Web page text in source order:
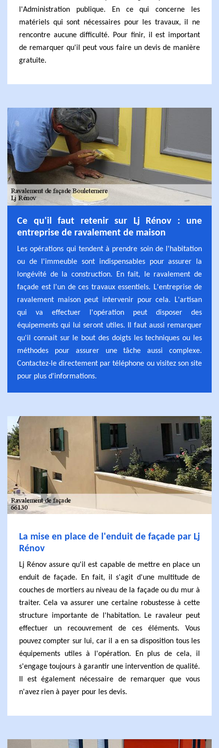
l'Administration publique. En ce qui concerne les
matériels qui sont nécessaires pour les travaux, il ne
rencontre aucune difficulté. Pour finir, il est important
de remarquer qu'il peut vous faire un devis de manière
gratuite.
Ce qu'il faut retenir sur Lj Rénov : une
entreprise de ravalement de maison
Les opérations qui tendent à prendre soin de l'habitation
ou de l'immeuble sont indispensables pour assurer la
longévité de la construction. En fait, le ravalement de
façade est l'un de ces travaux essentiels. L'entreprise de
ravalement maison peut intervenir pour cela. L'artisan
qui va effectuer l'opération peut disposer des
équipements qui lui seront utiles. Il faut aussi remarquer
qu'il connait sur le bout des doigts les techniques ou les
méthodes pour assurer une tâche aussi complexe.
Contactez-le directement par téléphone ou visitez son site
pour plus d'informations.
La mise en place de l'enduit de façade par Lj
Rénov
Lj Rénov assure qu'il est capable de mettre en place un
enduit de façade. En fait, il s'agit d'une multitude de
couches de mortiers au niveau de la façade ou du mur à
traiter. Cela va assurer une certaine robustesse à cette
structure importante de l'habitation. Le ravaleur peut
effectuer un recouvrement de ces éléments. Vous
pouvez compter sur lui, car il a en sa disposition tous les
équipements utiles à l'opération. En plus de cela, il
s'engage toujours à garantir une intervention de qualité.
Il est également nécessaire de remarquer que vous
n'avez rien à payer pour les devis.